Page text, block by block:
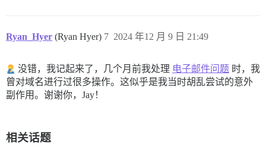
Ryan_Hyer (Ryan Hyer) 2024 年12 月 9 日 21:49
7
没错，我记起来了，几个月前我处理 电子邮件问题 时，我
曾对域名进行过很多操作。这似乎是我当时胡乱尝试的意外
副作用。谢谢你，Jay！
相关话题